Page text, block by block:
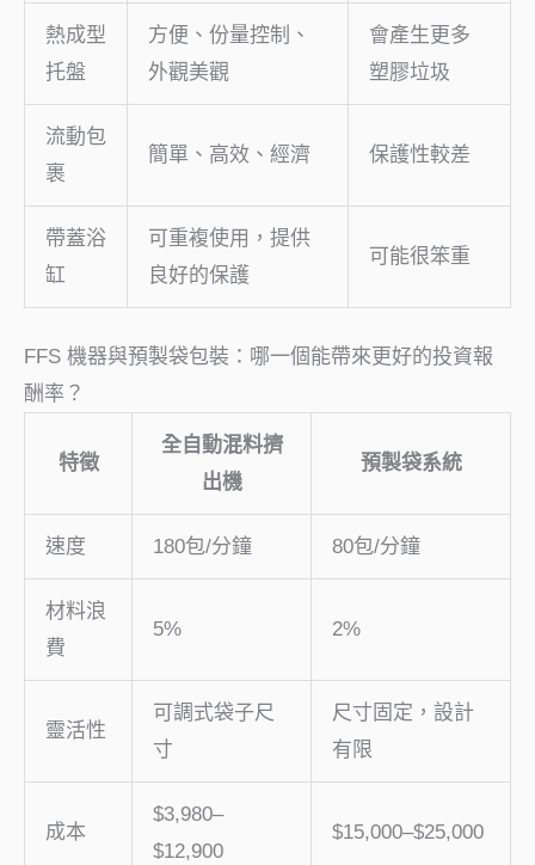
熱成型
托盤
方便、份量控制、
外觀美觀
會產生更多
塑膠垃圾
流動包
裹
簡單、高效、經濟 保護性較差
帶蓋浴
缸
可重複使用，提供
良好的保護
可能很笨重
FFS 機器與預製袋包裝：哪一個能帶來更好的投資報
酬率？
特徵
全自動混料擠
出機
預製袋系統
速度 180包/分鐘 80包/分鐘
材料浪
費
5% 2%
靈活性
可調式袋子尺
寸
尺寸固定，設計
有限
成本
$3,980–
$12,900
$15,000–$25,000